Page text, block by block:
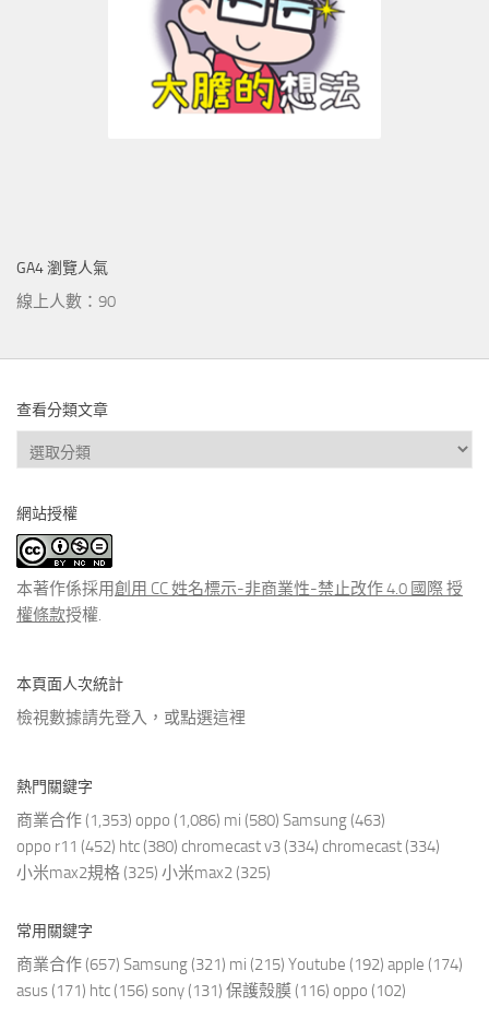
GA4 瀏覽人氣
線上人數：90
查看分類文章
查
看
類
文
章
網站授權
本著作係採用創用 CC 姓名標示-非商業性-禁止改作 4.0 國際 授
權條款授權.
本頁面人次統計
檢視數據請先登入，或點選這裡
熱門關鍵字
商業合作 (1,353) oppo (1,086) mi (580) Samsung (463)
oppo r11 (452) htc (380) chromecast v3 (334) chromecast (334)
小米max2規格 (325) 小米max2 (325)
常用關鍵字
商業合作 (657) Samsung (321) mi (215) Youtube (192) apple (174)
asus (171) htc (156) sony (131) 保護殼膜 (116) oppo (102)